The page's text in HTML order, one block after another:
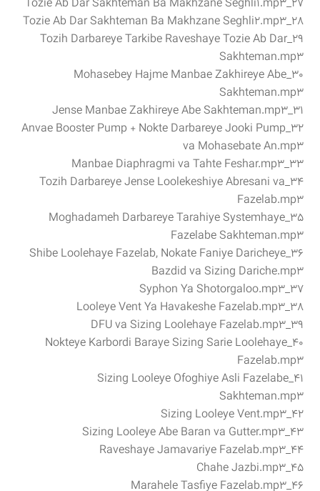
۲۷_Tozie Ab Dar Sakhteman Ba Makhzane Seghli1.mp3
۲۸_Tozie Ab Dar Sakhteman Ba Makhzane Seghli2.mp3
۲۹_Tozih Darbareye Tarkibe Raveshaye Tozie Ab Dar
Sakhteman.mp3
۳۰_Mohasebey Hajme Manbae Zakhireye Abe
Sakhteman.mp3
۳۱_Jense Manbae Zakhireye Abe Sakhteman.mp3
۳۲_Anvae Booster Pump + Nokte Darbareye Jooki Pump
va Mohasebate An.mp3
۳۳_Manbae Diaphragmi va Tahte Feshar.mp3
۳۴_Tozih Darbareye Jense Loolekeshiye Abresani va
Fazelab.mp3
۳۵_Moghadameh Darbareye Tarahiye Systemhaye
Fazelabe Sakhteman.mp3
۳۶_Shibe Loolehaye Fazelab, Nokate Faniye Daricheye
Bazdid va Sizing Dariche.mp3
۳۷_Syphon Ya Shotorgaloo.mp3
۳۸_Looleye Vent Ya Havakeshe Fazelab.mp3
۳۹_DFU va Sizing Loolehaye Fazelab.mp3
۴۰_Nokteye Karbordi Baraye Sizing Sarie Loolehaye
Fazelab.mp3
۴۱_Sizing Looleye Ofoghiye Asli Fazelabe
Sakhteman.mp3
۴۲_Sizing Looleye Vent.mp3
۴۳_Sizing Looleye Abe Baran va Gutter.mp3
۴۴_Raveshaye Jamavariye Fazelab.mp3
۴۵_Chahe Jazbi.mp3
۴۶_Marahele Tasfiye Fazelab.mp3